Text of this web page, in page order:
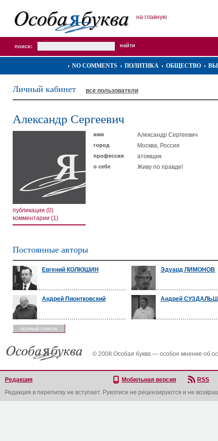
на главную
поиск:
NO COMMENTS ПОЛИТИКА ОБЩЕСТВО
Личный кабинет все пользователи
Александр Сергеевич
публикации (0)
комментарии (1)
имя Александр Сергеевич
город Москва, Россия
профессия атомщик
о себе Живу по правде!
Постоянные авторы
Евгений КОЛЮШИН Эдуард ЛИМОНОВ
Андрей Пионтковский Андрей
полный список
© 2008 Особая буква — особое мнение об
Редакция Мобильная версия
RSS
Редакция в переписку не вступает. Рукописи не рецензируются и не